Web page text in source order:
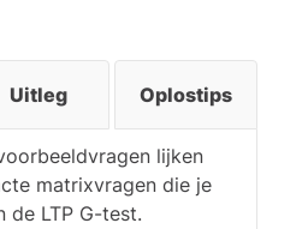
Uitleg Oplostips
lijken
matrixvragen die je
de LTP G-test.